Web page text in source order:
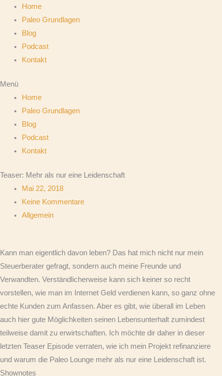
Home
Paleo Grundlagen
Blog
Podcast
Kontakt
Menü
Home
Paleo Grundlagen
Blog
Podcast
Kontakt
Teaser: Mehr als nur eine Leidenschaft
Mai 22, 2018
Keine Kommentare
Allgemein
Kann man eigentlich davon leben? Das hat mich nicht nur mein
Steuerberater gefragt, sondern auch meine Freunde und
Verwandten. Verständlicherweise kann sich keiner so recht
vorstellen, wie man im Internet Geld verdienen kann, so ganz ohne
echte Kunden zum Anfassen. Aber es gibt, wie überall im Leben
auch hier gute Möglichkeiten seinen Lebensunterhalt zumindest
teilweise damit zu erwirtschaften. Ich möchte dir daher in dieser
letzten Teaser Episode verraten, wie ich mein Projekt refinanziere
und warum die Paleo Lounge mehr als nur eine Leidenschaft ist.
Shownotes